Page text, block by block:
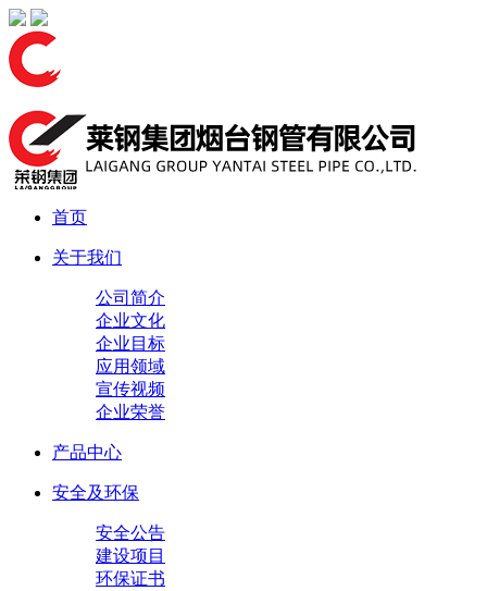
首页
关于我们
公司简介
企业文化
企业目标
应用领域
宣传视频
企业荣誉
产品中心
安全及环保
安全公告
建设项目
环保证书